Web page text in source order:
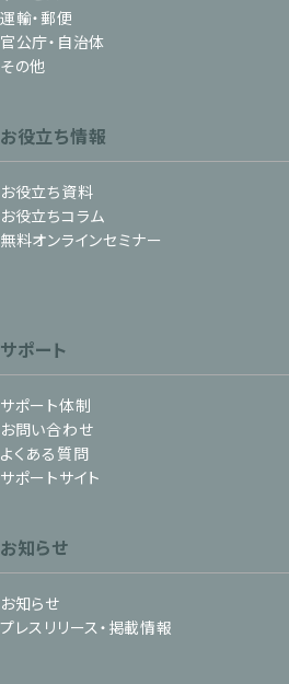
運輸・郵便
官公庁・自治体
その他
お役立ち情報
お役立ち資料
お役立ちコラム
無料オンラインセミナー
サポート
サポート体制
お問い合わせ
よくある質問
サポートサイト
お知らせ
お知らせ
プレスリリース・掲載情報